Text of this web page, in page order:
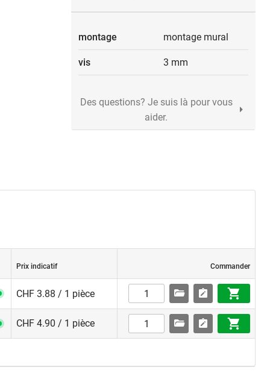
montage montage mural
vis 3 mm
Des questions? Je suis là pour vous
aider.
Prix indicatif Commander
CHF 3.88 / 1 pièce
CHF 4.90 / 1 pièce